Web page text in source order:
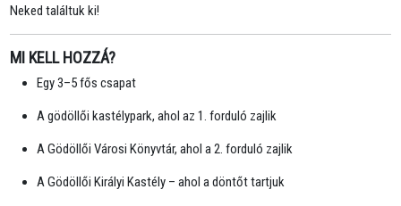
Neked találtuk ki!
MI KELL HOZZÁ?
Egy 3–5 fős csapat
A gödöllői kastélypark, ahol az 1. forduló zajlik
A Gödöllői Városi Könyvtár, ahol a 2. forduló zajlik
A Gödöllői Királyi Kastély – ahol a döntőt tartjuk